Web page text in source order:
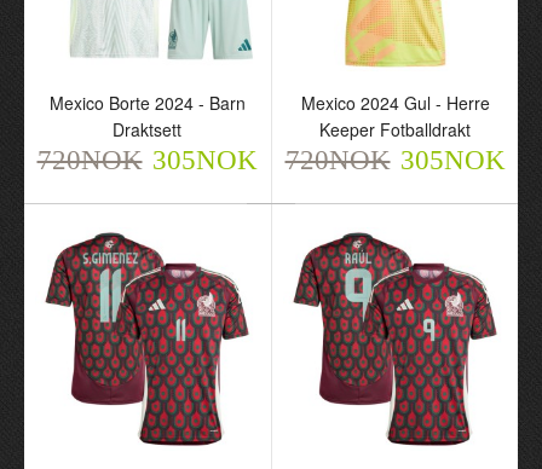
Mexico Special 2024-25
Svart - Herre Fotballdrakt
Mexico Special 2024-25
Svart - Barn Draktsett
Mexico Borte 2024 - Barn
Draktsett
720NOK 305NOK
Mexico 2024 Gul - Herre
Keeper Fotballdrakt
720NOK 305NOK